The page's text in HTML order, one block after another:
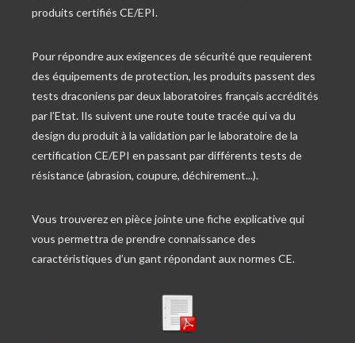
produits certifiés CE/EPI.
Pour répondre aux exigences de sécurité que requierent
des équipements de protection, les produits passent des
tests draconiens par deux laboratoires français accrédités
par l’Etat. Ils suivent une route toute tracée qui va du
design du produit à la validation par le laboratoire de la
certification CE/EPI en passant par différents tests de
résistance (abrasion, coupure, déchirement...).
Vous trouverez en pièce jointe une fiche explicative qui
vous permettra de prendre connaissance des
caractéristiques d’un gant répondant aux normes CE.